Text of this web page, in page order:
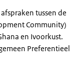
tussen de
Community)
en Ivoorkust.
Preferentieel